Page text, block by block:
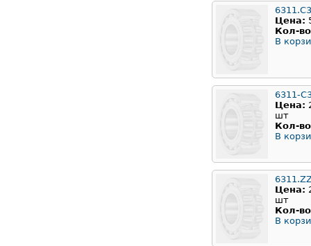
6311.C3
Цена:
Кол-
В
6311-
Цена:
шт
Кол-
В
Цена:
шт
Кол-
В